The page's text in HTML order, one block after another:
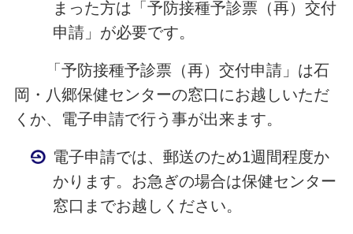
まった方は「予防接種予診票（再）交付
申請」が必要です。
「予防接種予診票（再）交付申請」は石
岡・八郷保健センターの窓口にお越しいただ
くか、電子申請で行う事が出来ます。
電子申請では、郵送のため1週間程度か
かります。お急ぎの場合は保健センター
窓口までお越しください。